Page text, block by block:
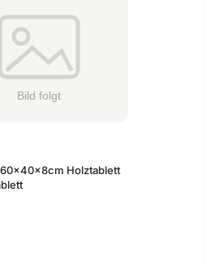
Holztablett